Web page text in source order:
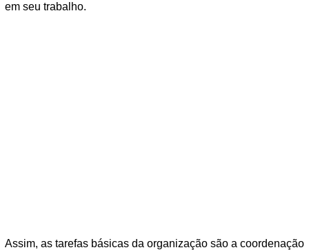
em seu trabalho.
Assim, as tarefas básicas da organização são a coordenação